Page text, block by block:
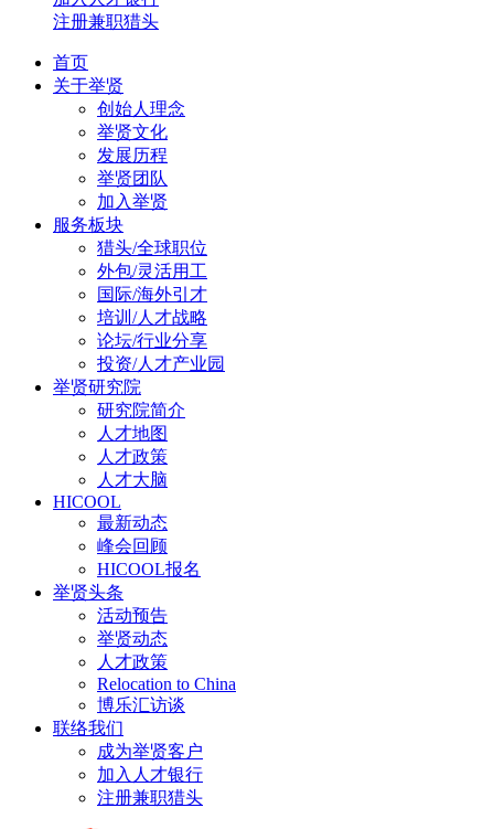
注册兼职猎头
首页
关于举贤
创始人理念
举贤文化
发展历程
举贤团队
加入举贤
服务板块
猎头/全球职位
外包/灵活用工
国际/海外引才
培训/人才战略
论坛/行业分享
投资/人才产业园
举贤研究院
研究院简介
人才地图
人才政策
人才大脑
HICOOL
最新动态
峰会回顾
HICOOL报名
举贤头条
活动预告
举贤动态
人才政策
Relocation to China
博乐汇访谈
联络我们
成为举贤客户
加入人才银行
注册兼职猎头